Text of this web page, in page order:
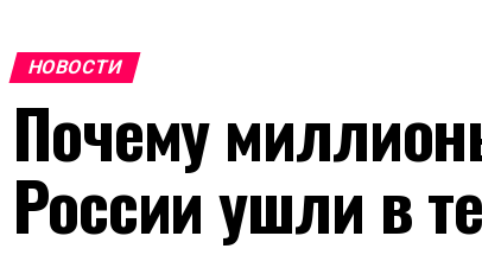
НОВОСТИ
Почему
России ушли в